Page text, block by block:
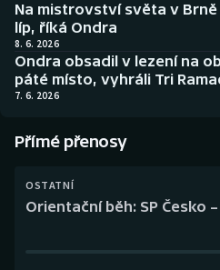
Basketbal
Biatlon
Curling
Historické návraty
Aplikace ČT sport
Na mistrovství světa v
líp, říká Ondra
8. 6. 2026
Ondra obsadil v lezení na
páté místo, vyhráli Tri
7. 6. 2026
Přímé přenosy
OSTATNÍ
Orientační běh: SP Česko